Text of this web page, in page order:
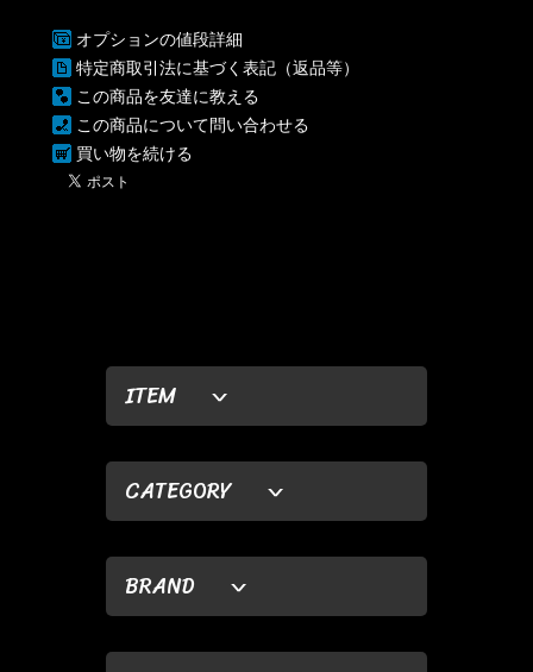
ITEM
CATEGORY
BRAND
オプションの値段詳細
特定商取引法に基づく表記（返品等）
この商品を友達に教える
この商品について問い合わせる
買い物を続ける